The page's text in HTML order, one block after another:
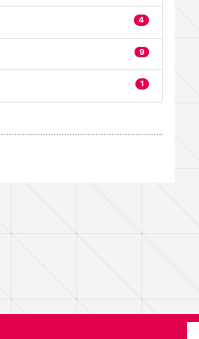
4
9
1